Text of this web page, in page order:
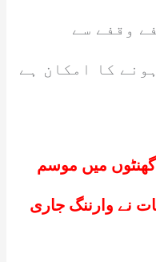
وقفے سے
کا امکان ہے
آئندہ 24گھنٹوں میں موسم
نے وارننگ جاری